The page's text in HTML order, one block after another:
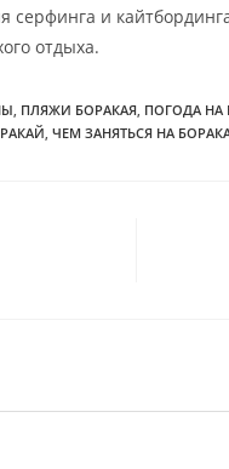
и
отдыха.
ПЛЯЖИ БОРАКАЯ ПОГОДА НА
ЧЕМ ЗАНЯТЬСЯ НА